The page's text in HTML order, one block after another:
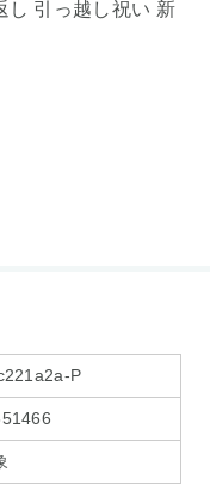
し 引っ越し祝い 新
P